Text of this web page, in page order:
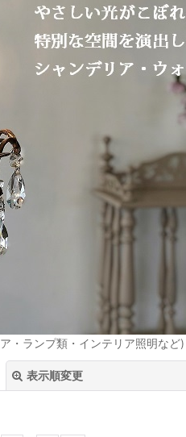
・ランプ類・インテリア照明など)
表示順変更